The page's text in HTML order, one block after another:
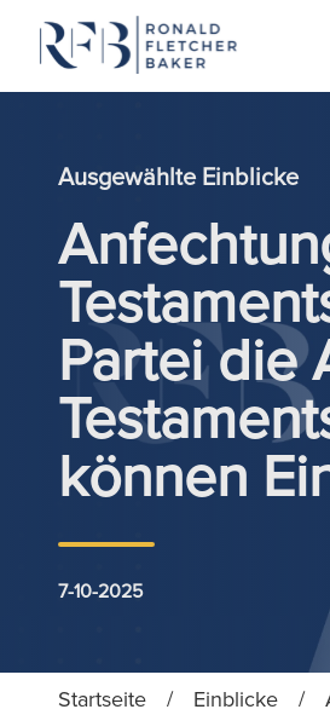
Ausgewählte Einblicke
Partei die
können
7-10-2025
Startseite / Einblicke /